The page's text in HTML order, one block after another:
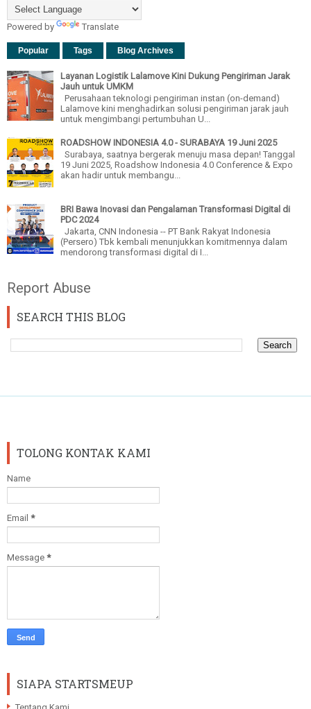
Powered by Translate
Popular Tags Blog Archives
Layanan Logistik Lalamove Kini Dukung Pengiriman Jarak
Jauh untuk UMKM
Perusahaan teknologi pengiriman instan (on-demand)
Lalamove kini menghadirkan solusi pengiriman jarak jauh
untuk mengimbangi pertumbuhan U...
ROADSHOW INDONESIA 4.0 - SURABAYA 19 Juni 2025
Surabaya, saatnya bergerak menuju masa depan! Tanggal
19 Juni 2025, Roadshow Indonesia 4.0 Conference & Expo
akan hadir untuk membangu...
BRI Bawa Inovasi dan Pengalaman Transformasi Digital di
PDC 2024
Jakarta, CNN Indonesia -- PT Bank Rakyat Indonesia
(Persero) Tbk kembali menunjukkan komitmennya dalam
mendorong transformasi digital di I...
Report Abuse
SEARCH THIS BLOG
TOLONG KONTAK KAMI
Name
Email *
Message *
SIAPA STARTSMEUP